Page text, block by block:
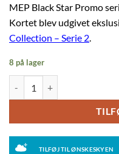
MEP Black Star Promo
Kortet blev udgivet
Collection – Serie 2
8 på lager
TILFØJ TIL ØNSKESKYEN